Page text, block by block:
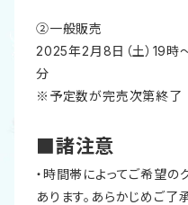
②一般販売
2025年2月8日（土）19時
分
※予定数が完売次第終了
■諸注意
・時間帯によってご希望
あります。あらかじめご了